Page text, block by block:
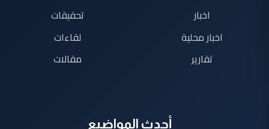
اخبار
اخبار محلية
تقارير
تحقيقات
لقاءات
مقالات
أحدث المواضيع